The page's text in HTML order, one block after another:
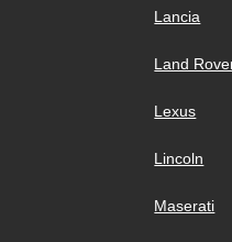
Lancia
Land
Lexus
Lincoln
Maserati